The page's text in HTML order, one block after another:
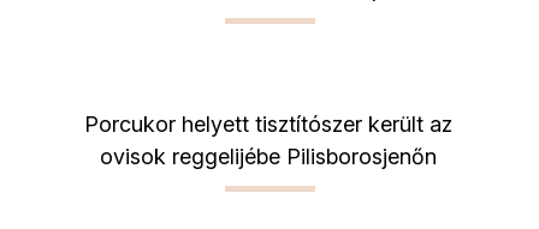
Porcukor helyett tisztítószer került az
ovisok reggelijébe Pilisborosjenőn